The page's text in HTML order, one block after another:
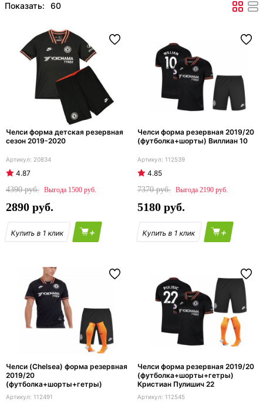
Показать:
Челси форма детская резервная
сезон 2019-2020
20834
4.87
4390
1500
2890
+
Челси форма резервная 2019/20
(футболка+шорты) Виллиан 10
112539
4.85
7370
2190
5180
+
Челси (Chelsea) форма резервная
2019/20
(футболка+шорты+гетры)
112491
Челси форма резервная 2019/20
(футболка+шорты+гетры)
Кристиан Пулишич 22
112545